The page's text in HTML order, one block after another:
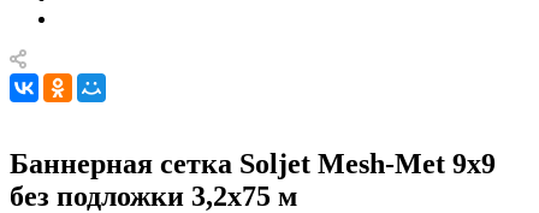
Баннерная сетка Soljet Mesh-Met 9х9
без подложки 3,2x75 м